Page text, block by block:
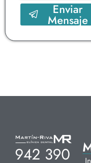
Enviar
Mensaje
942 390